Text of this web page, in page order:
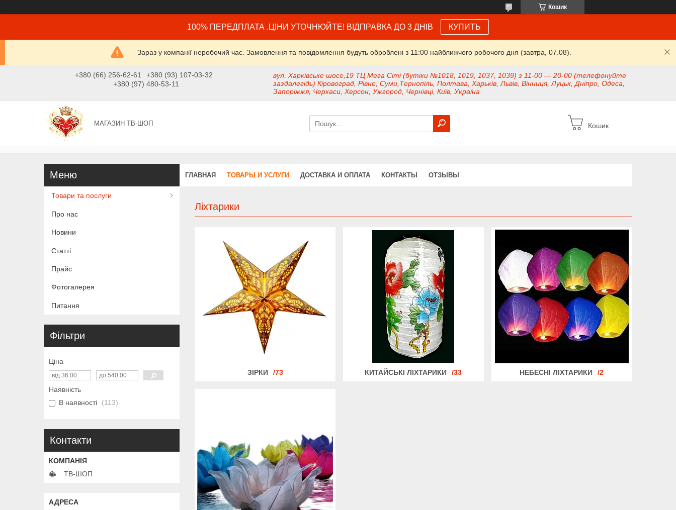
Кошик
100% ПЕРЕДПЛАТА .ЦІНИ УТОЧНЮЙТЕ! ВІДПРАВКА ДО 3 ДНІВ КУПИТЬ
Зараз у компанії неробочий час. Замовлення та повідомлення будуть оброблені з 11:00 найближчого робочого дня (завтра, 07.08).
+380 (66) 256-62-61
+380 (93) 107-03-32
+380 (97) 480-53-11
вул. Харківське шосе,19 ТЦ Мега Сіті (бутіки №1018, 1019, 1037, 1039) з 11-00 — 20-00 (телефонуйте
заздалегідь) Кіровоград, Рівне, Суми,Тернопіль, Полтава, Харьків, Львів, Вінниця, Луцьк, Дніпро, Одеса,
Запоріжжя, Черкаси, Херсон, Ужгород, Чернівці, Київ, Україна
МАГАЗИН ТВ-ШОП Кошик
ГЛАВНАЯ ТОВАРЫ И УСЛУГИ ДОСТАВКА И ОПЛАТА КОНТАКТЫ ОТЗЫВЫ
Ліхтарики
ЗІРКИ 73 КИТАЙСЬКІ ЛІХТАРИКИ 33 НЕБЕСНІ ЛІХТАРИКИ 2
Товари та послуги
Про нас
Новини
Статті
Прайс
Фотогалерея
Питання
Фільтри
Ціна
Наявність
В наявності
113
Контакти
ТВ-ШОП